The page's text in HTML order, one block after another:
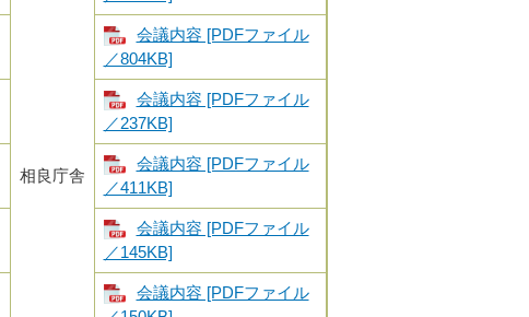
相良庁舎
会議内容 [PDFファイル
／804KB]
会議内容 [PDFファイル
／237KB]
会議内容 [PDFファイル
／411KB]
会議内容 [PDFファイル
／145KB]
会議内容 [PDFファイル